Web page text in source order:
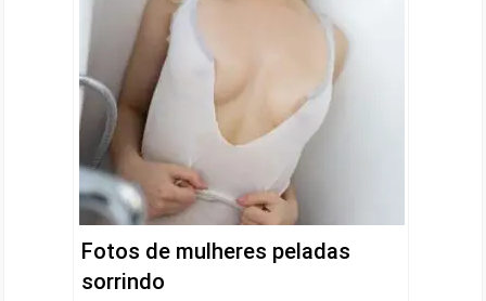
Fotos de mulheres peladas
sorrindo